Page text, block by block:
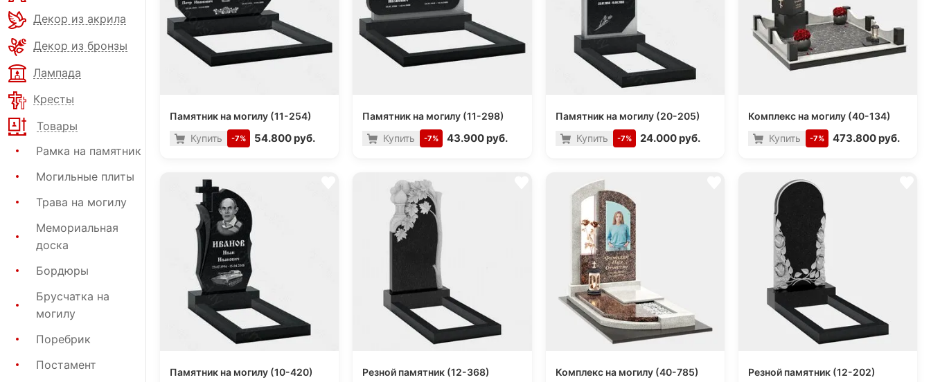
Декор из акрила
Декор из бронзы
Лампада
Кресты
Товары
Рамка на памятник
Могильные плиты
Трава на могилу
Мемориальная
доска
Бордюры
Брусчатка на
могилу
Поребрик
Постамент
Памятник на могилу (11-254)
-7% 54.800 руб.
Купить
Памятник на могилу (11-298)
-7% 43.900 руб.
Купить
Памятник на могилу (20-205)
-7% 24.000 руб.
Купить
Комплекс на могилу (40-134)
-7% 473.800 руб.
Купить
Памятник на могилу (10-420) Резной памятник (12-368) Комплекс на могилу (40-785) Резной памятник (12-202)